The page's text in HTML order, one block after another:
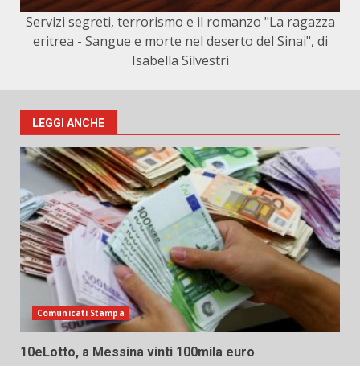
Servizi segreti, terrorismo e il romanzo "La ragazza
eritrea - Sangue e morte nel deserto del Sinai", di
Isabella Silvestri
LEGGI ANCHE
Comunicati Stampa
10eLotto, a Messina vinti 100mila euro